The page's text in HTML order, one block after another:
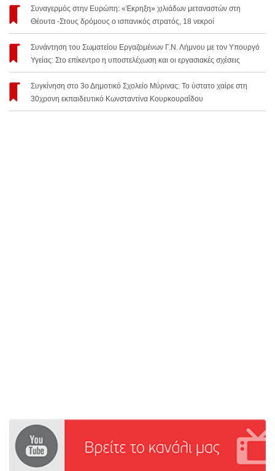
Συναγερμός στην Ευρώπη: «Έκρηξη» χιλιάδων μεταναστών στη
Θέουτα -Στους δρόμους ο ισπανικός στρατός, 18 νεκροί
Συνάντηση του Σωματείου Εργαζομένων Γ.Ν. Λήμνου με τον Υπουργό
Υγείας: Στο επίκεντρο η υποστελέχωση και οι εργασιακές σχέσεις
Συγκίνηση στο 3ο Δημοτικό Σχολείο Μύρινας: Το ύστατο χαίρε στη
30χρονη εκπαιδευτικό Κωνσταντίνα Κουρκουραΐδου